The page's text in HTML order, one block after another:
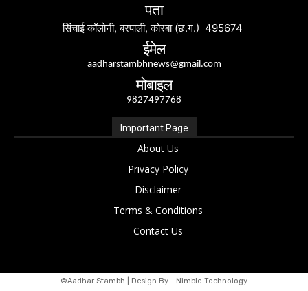
पता
सिंचाई कॉलोनी, बरपाली, कोरबा (छ.ग.) 495674
ईमेल
aadharstambhnews@gmail.com
मोबाइल
9827497768
Important Page
About Us
Privacy Policy
Disclaimer
Terms & Conditions
Contact Us
©Aadhar Stambh | Design By - Nimble Technology